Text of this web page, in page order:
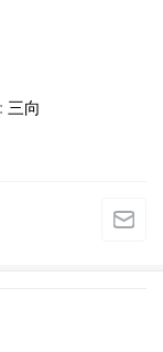
三向